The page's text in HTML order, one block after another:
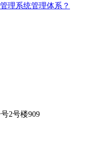
理系统管理体系？
2号楼909